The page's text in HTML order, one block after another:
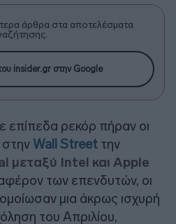
άρθρα στα αποτελέσματα
insider.gr στην Google
επίπεδα ρεκόρ πήραν οι
στην Wall Street την
μεταξύ Intel και Apple
των επενδυτών, οι
μια άκρως ισχυρή
του Απριλίου,